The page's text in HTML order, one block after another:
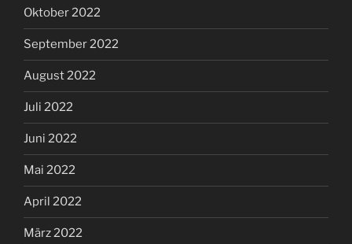
Oktober 2022
September 2022
August 2022
Juli 2022
Juni 2022
Mai 2022
April 2022
März 2022